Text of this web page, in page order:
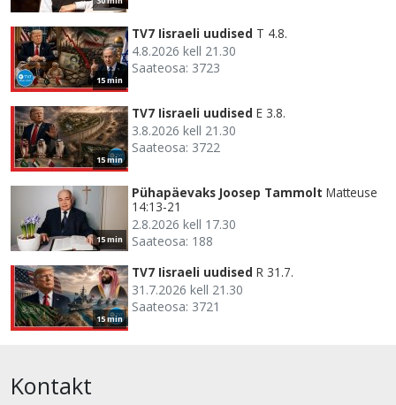
15 min
TV7 Iisraeli uudised T 4.8.
4.8.2026 kell 21.30
Saateosa: 3723
15 min
TV7 Iisraeli uudised E 3.8.
3.8.2026 kell 21.30
Saateosa: 3722
15 min
Pühapäevaks Joosep Tammolt Matteuse
14:13-21
2.8.2026 kell 17.30
Saateosa: 188
15 min
TV7 Iisraeli uudised R 31.7.
31.7.2026 kell 21.30
Saateosa: 3721
Kontakt